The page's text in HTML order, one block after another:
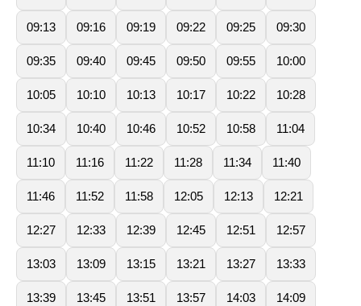
09:13 09:16 09:19 09:22 09:25 09:30
09:35 09:40 09:45 09:50 09:55 10:00
10:05 10:10 10:13 10:17 10:22 10:28
10:34 10:40 10:46 10:52 10:58 11:04
11:10 11:16 11:22 11:28 11:34 11:40
11:46 11:52 11:58 12:05 12:13 12:21
12:27 12:33 12:39 12:45 12:51 12:57
13:03 13:09 13:15 13:21 13:27 13:33
13:39 13:45 13:51 13:57 14:03 14:09